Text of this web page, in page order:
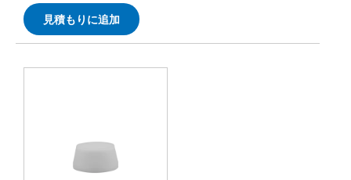
見積もりに追加